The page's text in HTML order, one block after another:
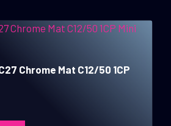
Chrome Mat C12/50 1CP